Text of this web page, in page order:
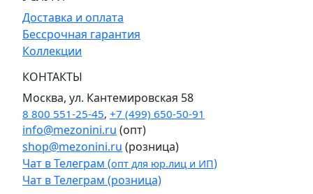
Доставка и оплата
Бессрочная гарантия
Коллекции
КОНТАКТЫ
Москва, ул. Кантемировская 58
8 800 551-25-45, +7 (499) 650-50-91
info@mezonini.ru (опт)
shop@mezonini.ru (розница)
Чат в Телеграм (опт для юр.лиц и ИП)
Чат в Телеграм (розница)